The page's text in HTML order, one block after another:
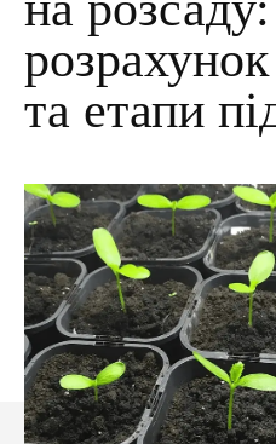
та етапи